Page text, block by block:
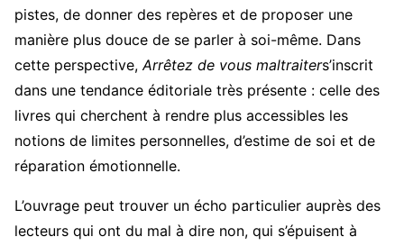
pistes, de donner des repères et de proposer une
manière plus douce de se parler à soi-même. Dans
cette perspective,Arrêtez de vous maltraiters’inscrit
dans une tendance éditoriale très présente : celle des
livres qui cherchent à rendre plus accessibles les
notions de limites personnelles, d’estime de soi et de
réparation émotionnelle.
L’ouvrage peut trouver un écho particulier auprès des
lecteurs qui ont du mal à dire non, qui s’épuisent à